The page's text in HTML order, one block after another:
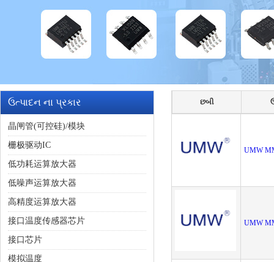
ઉત્પાદન ના પ્રકાર
晶闸管(可控硅)/模块
栅极驱动IC
低功耗运算放大器
低噪声运算放大器
高精度运算放大器
接口温度传感器芯片
接口芯片
模拟温度
છબી
UMW
UMW